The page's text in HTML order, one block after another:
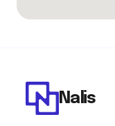
Nalis